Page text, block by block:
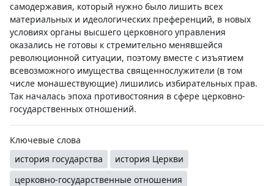
самодержавия, который нужно было лишить всех
материальных и идеологических преференций, в новых
условиях органы высшего церковного управления
оказались не готовы к стремительно менявшейся
революционной ситуации, поэтому вместе с изъятием
всевозможного имущества священнослужители (в том
числе монашествующие) лишились избирательных прав.
Так началась эпоха противостояния в сфере церковно-
государственных отношений.
Ключевые слова
история государства
история Церкви
церковно-государственные отношения